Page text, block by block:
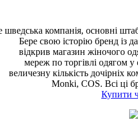
компанія, основні
Бере свою історію бренд із
відкрив магазин жіночого
мереж по торгівлі одягом у
величезну кількість дочірніх
Monki, COS. Всі ці
Купити